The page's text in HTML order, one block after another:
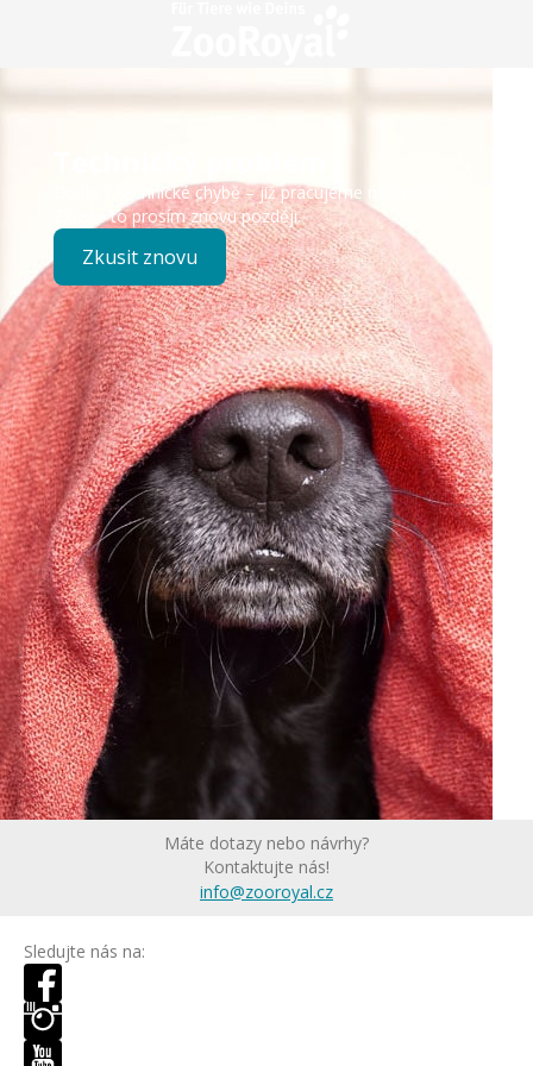
Došlo k technické chybě – již pracujeme na opravě.
Zkuste to prosím znovu později.
Zkusit znovu
Máte dotazy nebo návrhy?
Kontaktujte nás!
info@zooroyal.cz
Sledujte nás na: